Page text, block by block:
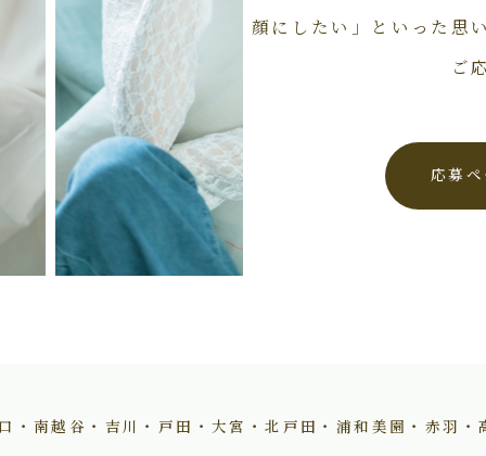
顔にしたい」といった思
ご
応募
・南越谷・吉川・戸田・大宮・北戸田・浦和美園・赤羽・